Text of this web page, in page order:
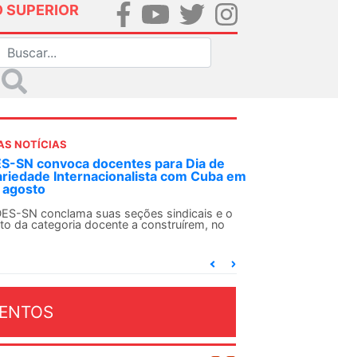
NOTÍCIAS
SN convoca docentes para Dia de
Internacionalista com Cuba em
agosto
SN conclama suas seções sindicais e o
da categoria docente a construírem, no